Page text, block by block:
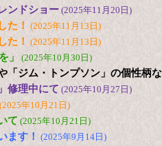
ンドショー (2025年11月20日)
た！ (2025年11月13日)
た！ (2025年11月13日)
」 (2025年10月30日)
「ジム・トンプソン」の個性柄
修理中にて (2025年10月27日)
(2025年10月21日)
て (2025年10月21日)
ます！ (2025年9月14日)